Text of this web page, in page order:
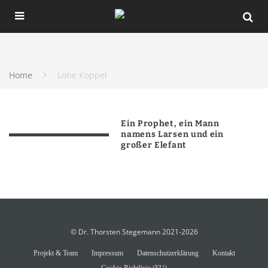
Home Lone Koppel
Ein Prophet, ein Mann
namens Larsen und ein
großer Elefant
© Dr. Thorsten Stegemann 2021-2026
Projekt & Team Impressum Datenschutzerklärung
Kontakt